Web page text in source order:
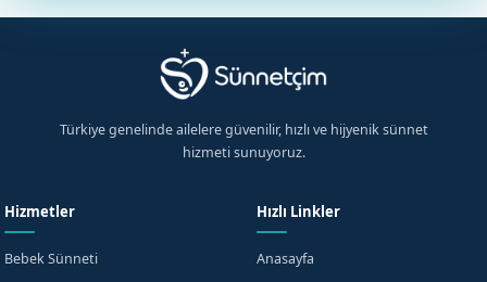
Türkiye genelinde ailelere güvenilir, hızlı ve hijyenik sünnet
hizmeti sunuyoruz.
Hizmetler
Bebek Sünneti
Hızlı Linkler
Anasayfa